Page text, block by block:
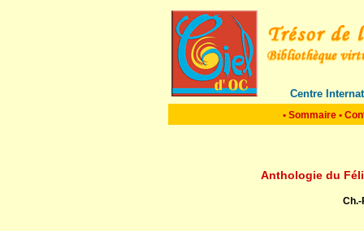
Centre
• Sommaire •
Anthologie du
Ch.-